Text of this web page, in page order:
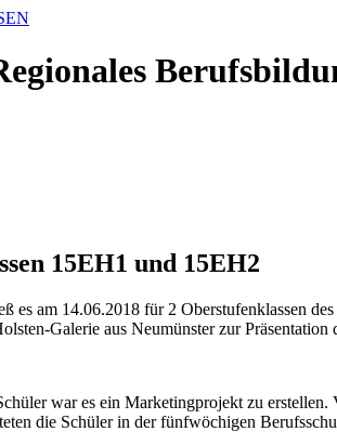
15EH1 und 15EH2
es am 14.06.2018 für 2 Oberstufenklassen
Galerie aus Neumünster zur
war es ein Marketingprojekt zu
die Schüler in der fünfwöchigen